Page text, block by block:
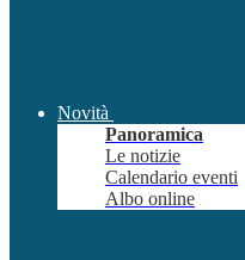
Novità
Panoramica
Le notizie
Calendario eventi
Albo online